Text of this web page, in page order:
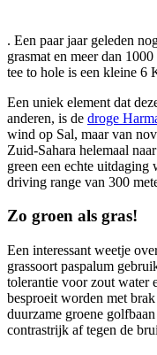
. Een paar jaar geleden
grasmat en meer dan
tee to hole is een kleine 6
Een uniek element dat
anderen, is de droge
wind op Sal, maar van
Zuid-Sahara helemaal
green een echte
driving range van 300
Zo groen als gras!
Een interessant weetje
grassoort paspalum
tolerantie voor zout water
besproeit worden met
duurzame groene
contrastrijk af tegen de